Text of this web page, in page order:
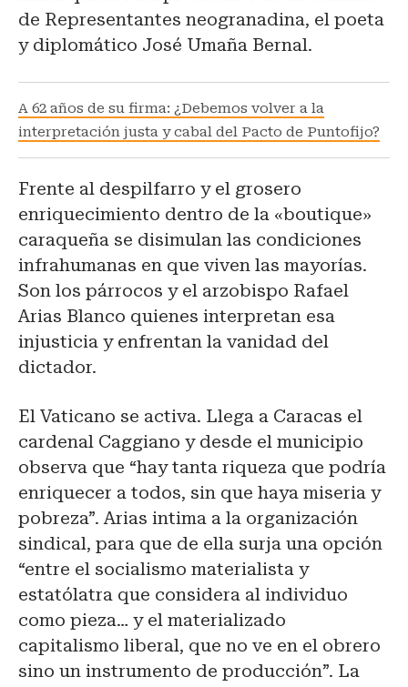
de Representantes neogranadina, el poeta
y diplomático José Umaña Bernal.
A 62 años de su firma: ¿Debemos volver a la
interpretación justa y cabal del Pacto de Puntofijo?
Frente al despilfarro y el grosero
enriquecimiento dentro de la «boutique»
caraqueña se disimulan las condiciones
infrahumanas en que viven las mayorías.
Son los párrocos y el arzobispo Rafael
Arias Blanco quienes interpretan esa
injusticia y enfrentan la vanidad del
dictador.
El Vaticano se activa. Llega a Caracas el
cardenal Caggiano y desde el municipio
observa que “hay tanta riqueza que podría
enriquecer a todos, sin que haya miseria y
pobreza”. Arias intima a la organización
sindical, para que de ella surja una opción
“entre el socialismo materialista y
estatólatra que considera al individuo
como pieza… y el materializado
capitalismo liberal, que no ve en el obrero
sino un instrumento de producción”. La